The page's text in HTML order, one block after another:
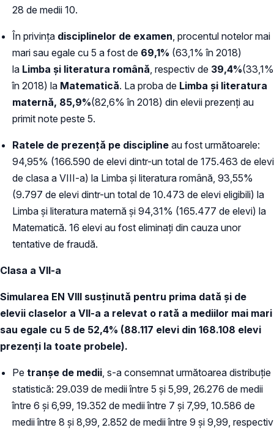
28 de medii 10.
În privința disciplinelor de examen , procentul notelor mai
mari sau egale cu 5 a fost de 69,1% (63,1% în 2018)
la Limba şi literatura română , respectiv de 39,4%(33,1%
în 2018) la Matematică. La proba de Limba şi literatura
maternă, 85,9%(82,6% în 2018) din elevii prezenți au
primit note peste 5.
Ratele de prezență pe discipline au fost următoarele:
94,95% (166.590 de elevi dintr-un total de 175.463 de elevi
de clasa a VIII-a) la Limba și literatura română, 93,55%
(9.797 de elevi dintr-un total de 10.473 de elevi eligibili) la
Limba și literatura maternă și 94,31% (165.477 de elevi) la
Matematică. 16 elevi au fost eliminați din cauza unor
tentative de fraudă.
Clasa a VII-a
Simularea EN VIII susținută pentru prima dată și de
elevii claselor a VII-a a relevat o rată a mediilor mai mari
sau egale cu 5 de 52,4% (88.117 elevi din 168.108 elevi
prezenți la toate probele).
Pe tranşe de medii , s-a consemnat următoarea distribuție
statistică: 29.039 de medii între 5 şi 5,99, 26.276 de medii
între 6 şi 6,99, 19.352 de medii între 7 şi 7,99, 10.586 de
medii între 8 şi 8,99, 2.852 de medii între 9 şi 9,99, respectiv